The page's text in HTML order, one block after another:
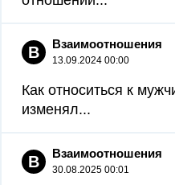
В Взаимоотношения
13.09.2024 00:00
Как относиться к
изменял...
В Взаимоотношения
30.08.2025 00:01